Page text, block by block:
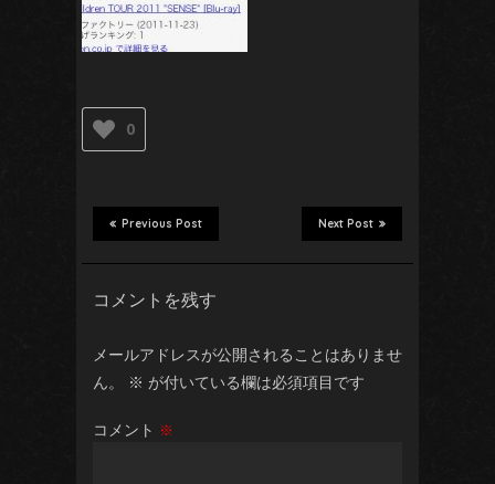
0
Next Post
Previous Post
コメントを残す
メールアドレスが公開されることはありませ
ん。
※ が付いている欄は必須項目です
コメント ※